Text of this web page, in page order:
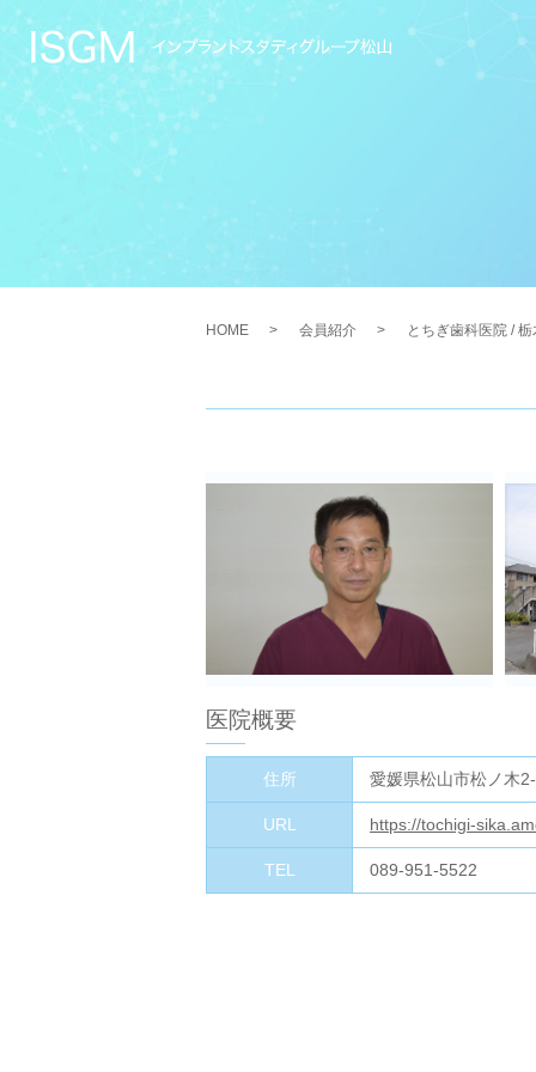
HOME 会員紹介 とちぎ歯科医院 /
医院概要
住所 愛媛県松山市松ノ木
URL https://tochigi-
TEL 089-951-5522